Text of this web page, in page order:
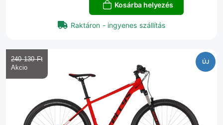
Kosárba helyezés
Raktáron - ingyenes szállítás
ÚJ
240 130 Ft‎